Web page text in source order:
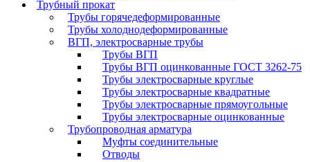
Трубный прокат
Трубы горячедеформированные
Трубы холоднодеформированные
ВГП, электросварные трубы
Трубы ВГП
Трубы ВГП оцинкованные ГОСТ 3262-75
Трубы электросварные круглые
Трубы электросварные квадратные
Трубы электросварные прямоугольные
Трубы электросварные оцинкованные
Трубопроводная арматура
Муфты соединительные
Отводы